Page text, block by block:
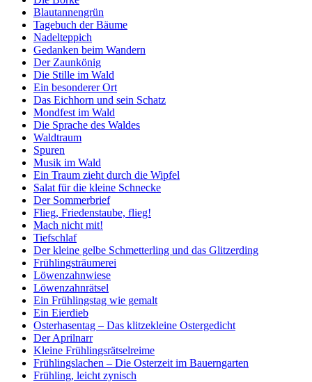
Blautannengrün
Tagebuch der Bäume
Nadelteppich
Gedanken beim Wandern
Der Zaunkönig
Die Stille im Wald
Ein besonderer Ort
Das Eichhorn und sein Schatz
Mondfest im Wald
Die Sprache des Waldes
Waldtraum
Spuren
Musik im Wald
Ein Traum zieht durch die Wipfel
Salat für die kleine Schnecke
Der Sommerbrief
Flieg, Friedenstaube, flieg!
Mach nicht mit!
Tiefschlaf
Der kleine gelbe Schmetterling und das Glitzerding
Frühlingsträumerei
Löwenzahnwiese
Löwenzahnrätsel
Ein Frühlingstag wie gemalt
Ein Eierdieb
Osterhasentag – Das klitzekleine Ostergedicht
Der Aprilnarr
Kleine Frühlingsrätselreime
Frühlingslachen – Die Osterzeit im Bauerngarten
Frühling, leicht zynisch